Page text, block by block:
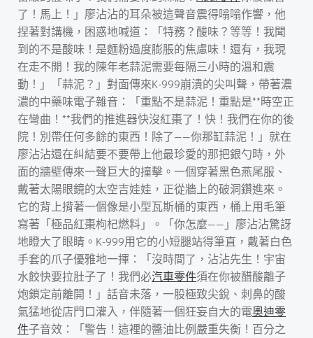
了！馬上！」廖沾沾的耳朵被這聲音震得嗡嗡作響，他
捏著對講機，困惑地喊道：「特務？酸味？等等！我聞
到的不是酸味！是麵粉過度膨脹的焦慮味！還有，我現
在走不開！我的陳年老蒜泥需要每隔三小時的溫和震
動！」「蒜泥？」對面傳來K-999崩潰的尖叫聲，帶著濃
濃的中藥味電子雜音：「重點不是蒜泥！重點是**時空正
在彎曲！**我們的推進器快沒紅棗了！快！我們在你的後
院！別帶任何多餘的東西！除了——你那缸蒜泥！」就在
廖沾沾還在糾結要不要帶上他最珍愛的那把銀勺時，外
面的牆壁傳來一聲巨大的撞擊。一個穿著黑色燕尾服、
戴著太陽眼鏡的太空吉娃娃，正從牆上的破洞鑽進來。
它的背上揹著一個像是小型瓦斯桶的東西，桶上用毛筆
寫著「極品紅棗枸杞燃料」。「你怎麼——」廖沾沾驚訝
地瞪大了眼睛。K-999用它的小短腿站得筆直，戴著白色
手套的爪子優雅地一揮：「沒時間了，沾沾先生！宇宙
水餃快要拉肚子了！我們必汽車零件須在你被醋酸離子
炮鎖定前離開！」話音未落，一股極致尖銳、刺鼻的酸
氣猛地從店門口灌入，伴隨著一個狂妄自大的電奧迪零
件子音效：「警告！這裡的醬油比例嚴重失衡！百分之